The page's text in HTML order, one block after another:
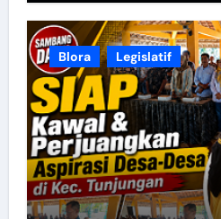
Blora Legislatif